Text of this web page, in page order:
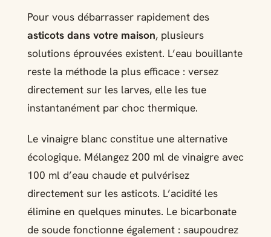
Pour vous débarrasser rapidement des
asticots dans votre maison, plusieurs
solutions éprouvées existent. L’eau bouillante
reste la méthode la plus efficace : versez
directement sur les larves, elle les tue
instantanément par choc thermique.
Le vinaigre blanc constitue une alternative
écologique. Mélangez 200 ml de vinaigre avec
100 ml d’eau chaude et pulvérisez
directement sur les asticots. L’acidité les
élimine en quelques minutes. Le bicarbonate
de soude fonctionne également : saupoudrez